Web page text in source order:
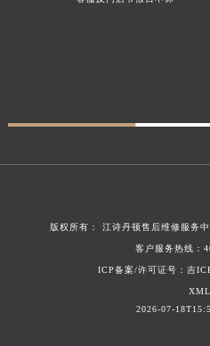
版权所有： 江诗丹顿售后维修服务
客户服务热线：
ICP备案/许可证号：吉
XML
2026-07-